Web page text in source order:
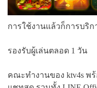
การใช้งานแล้วก็การบริก
รองรับผู้เล่นตลอด 1 วัน
คณะทำงานของ ktv4s พ